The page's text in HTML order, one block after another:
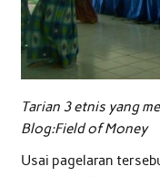
Tarian 3 etnis yang
Blog:Field of Money
Usai pagelaran